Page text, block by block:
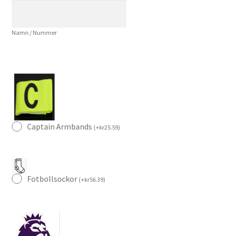
Kortärmad
Namn / Nummer
Captain Armbands (+kr25.59)
Fotbollsockor (+kr56.39)